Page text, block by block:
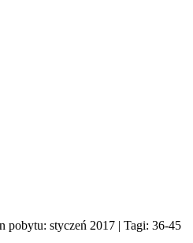
pobytu: styczeń 2017 | Tagi: 36-45